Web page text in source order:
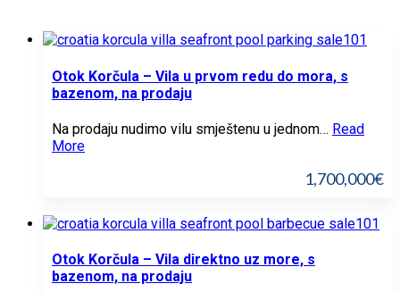
Otok Korčula – Vila u prvom redu do mora, s
bazenom, na prodaju
Na prodaju nudimo vilu smještenu u jednom… Read
More
1,700,000€
Otok Korčula – Vila direktno uz more, s
bazenom, na prodaju